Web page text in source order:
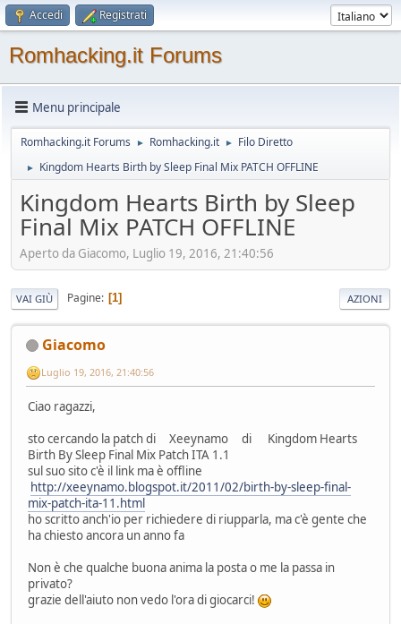
Accedi Registrati
Romhacking.it Forums
Menu principale
Romhacking.it Forums ► Romhacking.it ► Filo Diretto
► Kingdom Hearts Birth by Sleep Final Mix PATCH OFFLINE
Kingdom Hearts Birth by Sleep
Final Mix PATCH OFFLINE
Aperto da Giacomo, Luglio 19, 2016, 21:40:56
VAI GIÙ Pagine 1 AZIONI
Giacomo
Luglio 19, 2016, 21:40:56
Ciao ragazzi,
sto cercando la patch di Xeeynamo di Kingdom Hearts
Birth By Sleep Final Mix Patch ITA 1.1
sul suo sito c'è il link ma è offline
http://xeeynamo.blogspot.it/2011/02/birth-by-sleep-final-
mix-patch-ita-11.html
ho scritto anch'io per richiedere di riupparla, ma c'è gente che
ha chiesto ancora un anno fa
Non è che qualche buona anima la posta o me la passa in
privato?
grazie dell'aiuto non vedo l'ora di giocarci!